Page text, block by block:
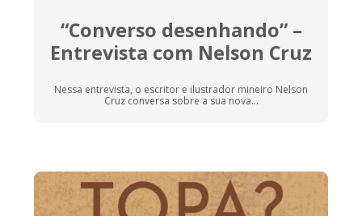
“Converso desenhando” –
Entrevista com Nelson Cruz
Nessa entrevista, o escritor e ilustrador mineiro Nelson
Cruz conversa sobre a sua nova...